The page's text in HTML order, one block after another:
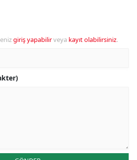
giriş yapabilirveya kayıt olabilirsiniz.